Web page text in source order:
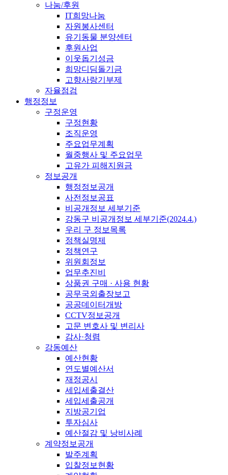
나눔/후원
IT희망나눔
자원봉사센터
유기동물 분양센터
후원사업
이웃돕기성금
희망디딤돌기금
고향사랑기부제
자율점검
행정정보
구정운영
구정현황
조직운영
주요업무계획
월중행사 및 주요업무
고유가 피해지원금
정보공개
행정정보공개
사전정보공표
비공개정보 세부기준
강동구 비공개정보 세부기준(2024.4.)
우리 구 정보목록
정책실명제
정책연구
위원회정보
업무추진비
상품권 구매 · 사용 현황
공무국외출장보고
공공데이터개방
CCTV정보공개
고문 변호사 및 변리사
감사·청렴
강동예산
예산현황
연도별예산서
재정공시
세입세출결산
세입세출공개
지방공기업
투자심사
예산절감 및 낭비사례
계약정보공개
발주계획
입찰정보현황